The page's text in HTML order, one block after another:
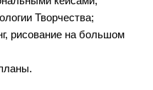
Творчества;
рисование на большом